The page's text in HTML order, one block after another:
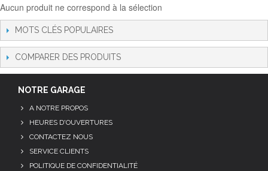
Aucun produit ne correspond à la sélection
MOTS CLÉS POPULAIRES
COMPARER DES PRODUITS
NOTRE GARAGE
A NOTRE PROPOS
HEURES D'OUVERTURES
CONTACTEZ NOUS
SERVICE CLIENTS
POLITIQUE DE CONFIDENTIALITÉ